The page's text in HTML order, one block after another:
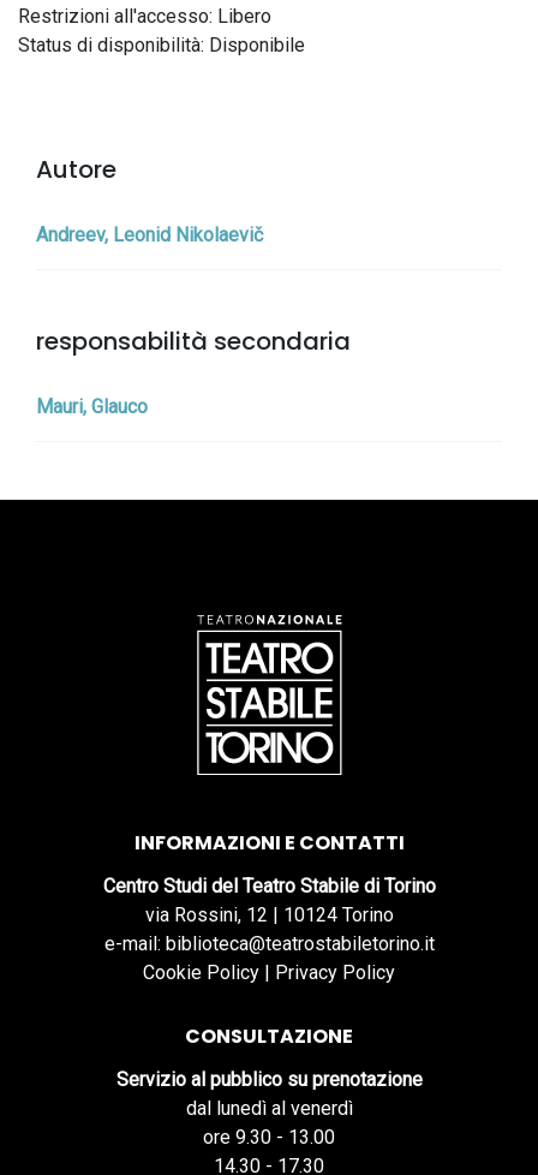
Restrizioni all'accesso: Libero
Status di disponibilità: Disponibile
Autore
Andreev, Leonid Nikolaevič
responsabilità secondaria
Mauri, Glauco
INFORMAZIONI E CONTATTI
Centro Studi del Teatro Stabile di Torino
via Rossini, 12 | 10124 Torino
e-mail: biblioteca@teatrostabiletorino.it
Cookie Policy | Privacy Policy
CONSULTAZIONE
Servizio al pubblico su prenotazione
dal lunedì al venerdì
ore 9.30 - 13.00
14.30 - 17.30